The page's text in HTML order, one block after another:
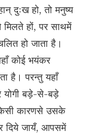
दुःख हो, तो मनुष्य
हों, पर साथमें
हो जाता है।
कोई भयंकर
है। परन्तु यहाँ
योगी बड़े-से-बड़े
कारणसे उसके
दिये जायँ, आपसमें